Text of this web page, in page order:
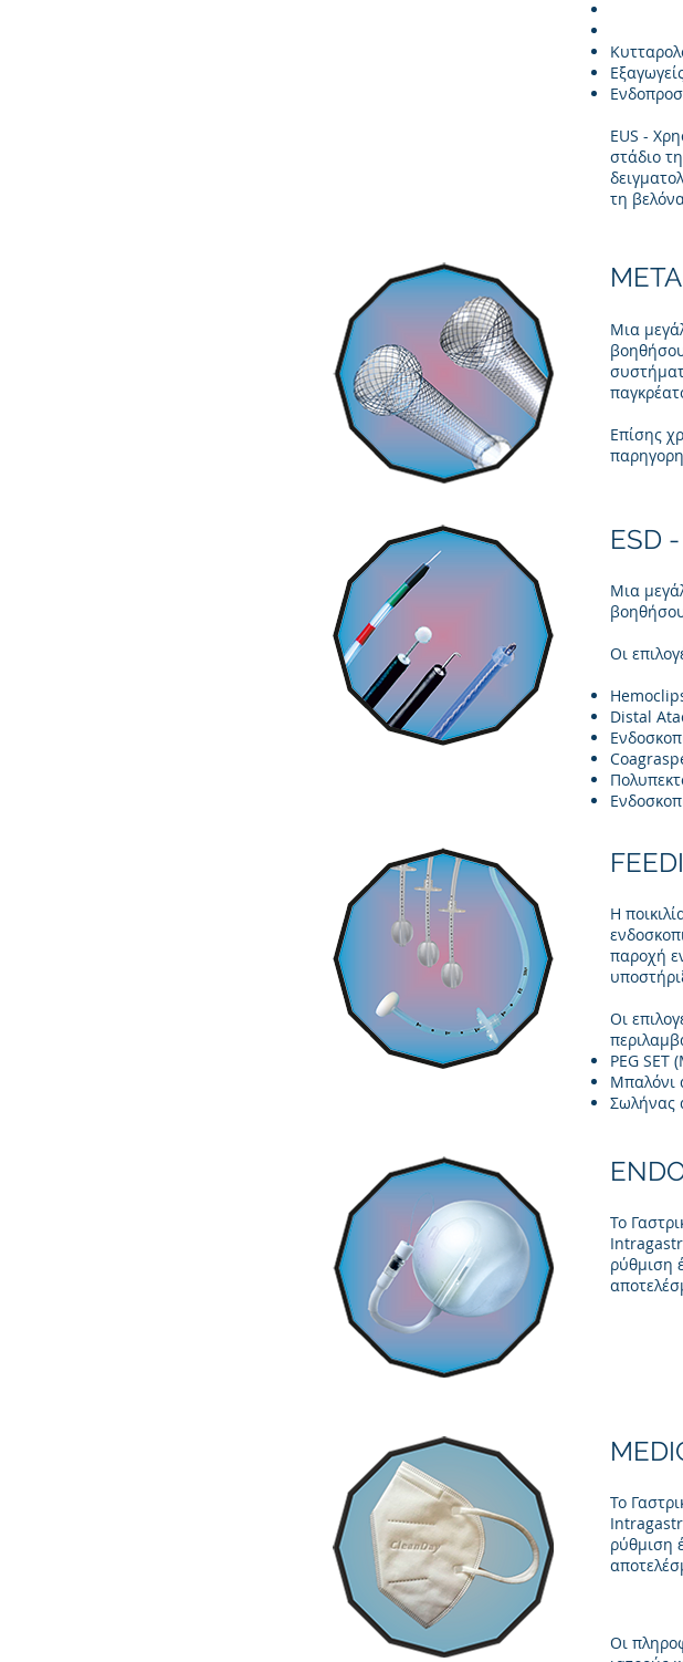
EUS -
στάδιο
τη
Μια
Επίσης
ESD
Μια
Οι
Distal
Η
παροχή
Οι
PEG
Μπαλόνι
Σωλήνας
Το
ρύθμιση
Το
ρύθμιση
Οι